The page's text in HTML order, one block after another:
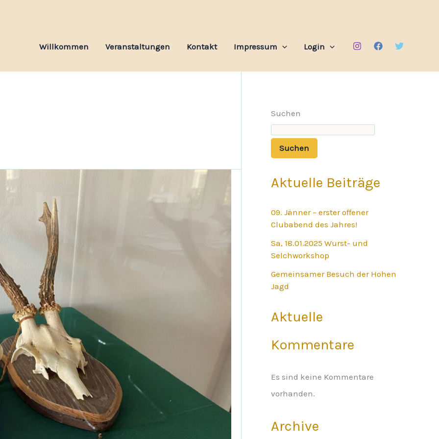
Willkommen
Veranstaltungen Kontakt Impressum Login
Suchen
Suchen
Aktuelle Beiträge
09. Jänner – erster offener
Clubabend des Jahres!
Sa, 18.01.2025 Wurst- und
Selchworkshop
Gemeinsamer Besuch der Hohen
Jagd
Aktuelle
Kommentare
Es sind keine Kommentare
vorhanden.
Archive